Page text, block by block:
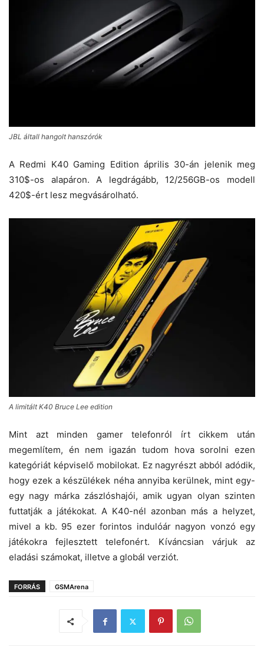
JBL általl hangolt hanszórók
A Redmi K40 Gaming Edition április 30-án jelenik meg
310$-os alapáron. A legdrágább, 12/256GB-os modell
420$-ért lesz megvásárolható.
A limitált K40 Bruce Lee edition
Mint azt minden gamer telefonról írt cikkem után
megemlítem, én nem igazán tudom hova sorolni ezen
kategóriát képviselő mobilokat. Ez nagyrészt abból adódik,
hogy ezek a készülékek néha annyiba kerülnek, mint egy-
egy nagy márka zászlóshajói, amik ugyan olyan szinten
futtatják a játékokat. A K40-nél azonban más a helyzet,
mivel a kb. 95 ezer forintos indulóár nagyon vonzó egy
játékokra fejlesztett telefonért. Kíváncsian várjuk az
eladási számokat, illetve a globál verziót.
FORRÁS GSMArena